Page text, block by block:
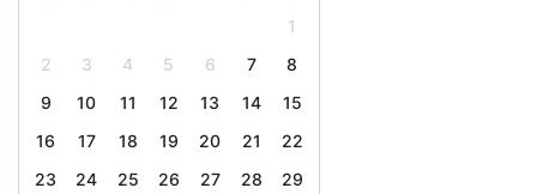
1
2
3 4 5 6 7
8
9
10 11 12 13 14
15
16
17 18 19 20 21
22
23
24 25 26 27 28
29